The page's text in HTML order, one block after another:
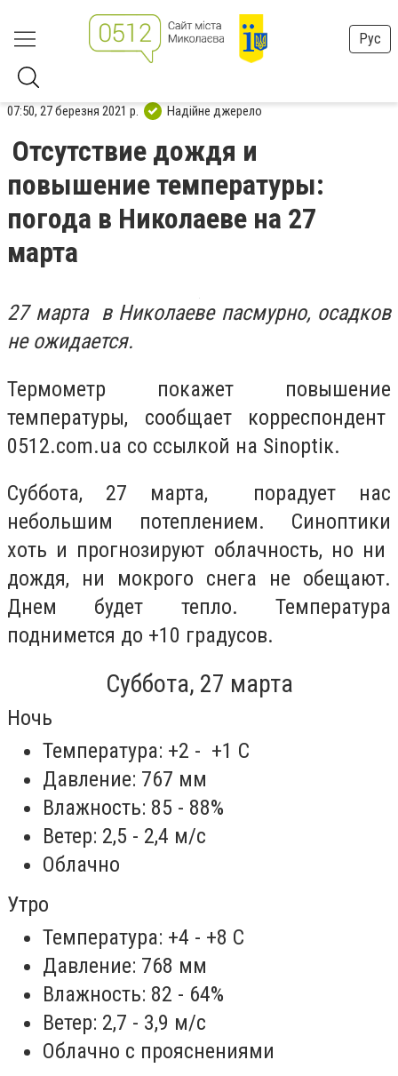
Рус
07:50, 27 березня 2021 р. Надійне джерело
Отсутствие дождя и
повышение температуры:
погода в Николаеве на 27
марта
27 марта в Николаеве пасмурно, осадков
не ожидается.
Термометр покажет повышение
температуры, сообщает корреспондент
0512.com.ua со ссылкой на Sinoptiк.
Суббота, 27 марта, порадует нас
небольшим потеплением. Синоптики
хоть и прогнозируют облачность, но ни
дождя, ни мокрого снега не обещают.
Днем будет тепло. Температура
поднимется до +10 градусов.
Суббота, 27 марта
Ночь
Температура: +2 - +1 С
Давление: 767 мм
Влажность: 85 - 88%
Ветер: 2,5 - 2,4 м/с
Облачно
Утро
Температура: +4 - +8 С
Давление: 768 мм
Влажность: 82 - 64%
Ветер: 2,7 - 3,9 м/с
Облачно с прояснениями